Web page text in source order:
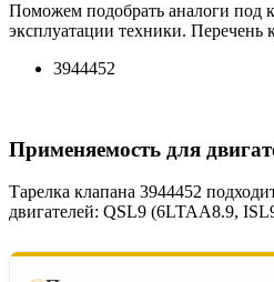
Поможем подобрать аналоги под
эксплуатации техники. Перечень
3944452
Применяемость для
Тарелка клапана 3944452
двигателей: QSL9 (6LTAA8.9,